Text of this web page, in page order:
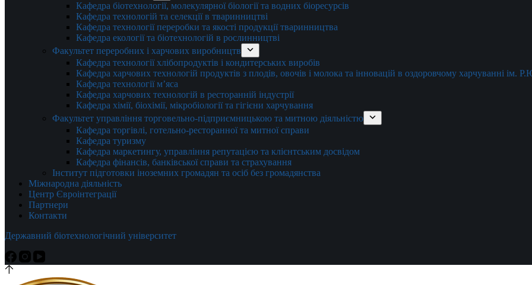
Кафедра біотехнології, молекулярної біології та водних біоресурсів
Кафедра технологій та селекції в тваринництві
Кафедра технології переробки та якості продукції тваринництва
Кафедра екології та біотехнологій в рослинництві
Факультет переробних і харчових виробництв
Кафедра технології хлібопродуктів і кондитерських виробів
Кафедра харчових технологій продуктів з плодів, овочів і молока та інновацій в оздоровчому харчуванні ім.
Кафедра технології м’яса
Кафедра харчових технологій в ресторанній індустрії
Кафедра хімії, біохімії, мікробіології та гігієни харчування
Факультет управління торговельно-підприємницькою та митною діяльністю
Кафедра торгівлі, готельно-ресторанної та митної справи
Кафедра туризму
Кафедра маркетингу, управління репутацією та клієнтським досвідом
Кафедра фінансів, банківської справи та страхування
Інститут підготовки іноземних громадян та осіб без громадянства
Міжнародна діяльність
Центр Євроінтеграції
Партнери
Контакти
Державний біотехнологічний університет